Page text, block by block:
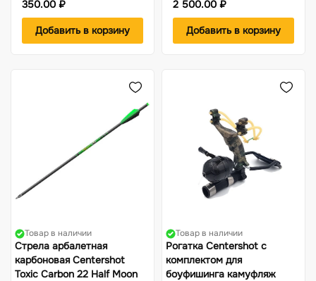
350.00 ₽
Добавить в корзину
2 500.00 ₽
Добавить в корзину
Товар в наличии
Стрела арбалетная
карбоновая Centershot
Toxic Carbon 22 Half Moon
Товар в наличии
Рогатка Centershot с
комплектом для
боуфишинга камуфляж